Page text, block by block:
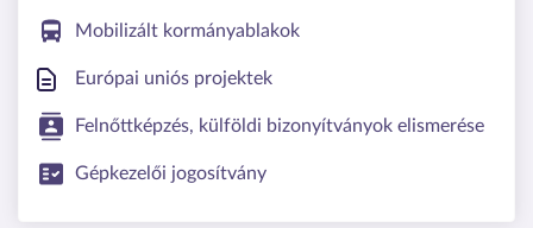
Mobilizált kormányablakok
Európai uniós projektek
Felnőttképzés, külföldi bizonyítványok elismerése
Gépkezelői jogosítvány